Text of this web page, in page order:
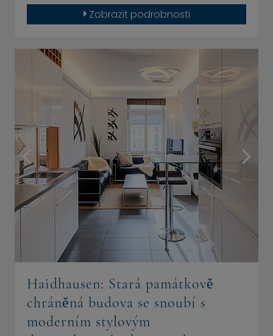
Zobrazit podrobnosti
Haidhausen: Stará památkově
chráněná budova se snoubí s
moderním stylovým